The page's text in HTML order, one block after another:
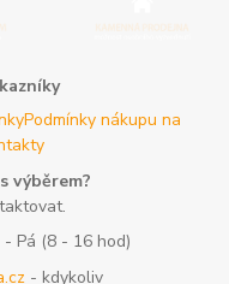
Podmínky nákupu na
výběrem?
- Pá (8 - 16 hod)
- kdykoliv